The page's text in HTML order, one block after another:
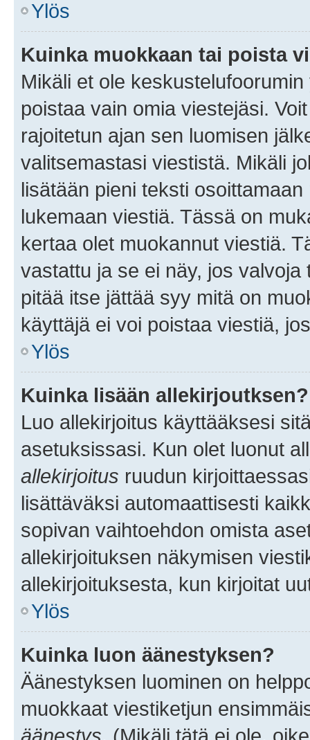
Ylös
Kuinka muokkaan tai poista
Mikäli et ole
poistaa vain omia viestejäsi.
rajoitetun ajan sen luomisen
valitsemastasi viestistä. Mikäli
lisätään pieni teksti
lukemaan viestiä. Tässä on
kertaa olet muokannut viestiä.
vastattu ja se ei näy, jos
pitää itse jättää syy mitä on
käyttäjä ei voi poistaa viestiä,
Ylös
Kuinka lisään allekirjoutksen?
Luo allekirjoitus käyttääksesi
asetuksissasi. Kun olet luonut
allekirjoitus ruudun
lisättäväksi automaattisesti
sopivan vaihtoehdon omista
allekirjoituksen näkymisen
allekirjoituksesta, kun kirjoitat
Ylös
Kuinka luon äänestyksen?
Äänestyksen luominen on
muokkaat viestiketjun
äänestys. (Mikäli tätä ei ole.